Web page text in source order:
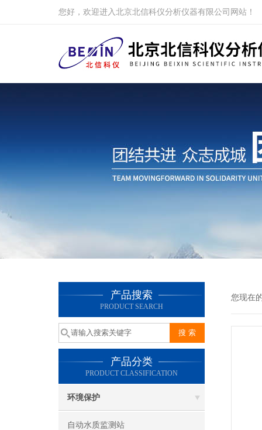
您好，欢迎进入北京北信科仪分析仪器有限公司网站！
产品搜索
PRODUCT SEARCH
产品分类
PRODUCT CLASSIFICATION
环境保护
自动水质监测站
您现在